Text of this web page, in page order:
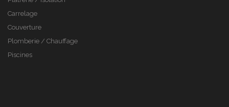
Carrelage
Couverture
Plomberie / Chauffage
Piscines